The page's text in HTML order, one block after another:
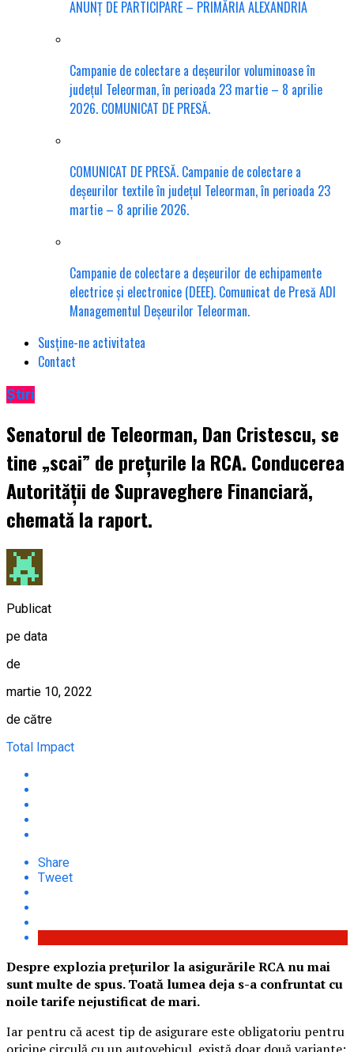
ANUNȚ DE PARTICIPARE – PRIMĂRIA ALEXANDRIA
Campanie de colectare a deșeurilor voluminoase în
județul Teleorman, în perioada 23 martie – 8 aprilie
2026. COMUNICAT DE PRESĂ.
COMUNICAT DE PRESĂ. Campanie de colectare a
deșeurilor textile în județul Teleorman, în perioada 23
martie – 8 aprilie 2026.
Campanie de colectare a deșeurilor de echipamente
electrice și electronice (DEEE). Comunicat de Presă ADI
Managementul Deșeurilor Teleorman.
Susține-ne activitatea
Contact
Știri
Senatorul de Teleorman, Dan Cristescu, se
tine „scai” de prețurile la RCA. Conducerea
Autorității de Supraveghere Financiară,
chemată la raport.
Publicat
pe data
de
martie 10, 2022
de către
Total Impact
Share
Tweet
Despre explozia prețurilor la asigurările RCA nu mai
sunt multe de spus. Toată lumea deja s-a confruntat cu
noile tarife nejustificat de mari.
Iar pentru că acest tip de asigurare este obligatoriu pentru